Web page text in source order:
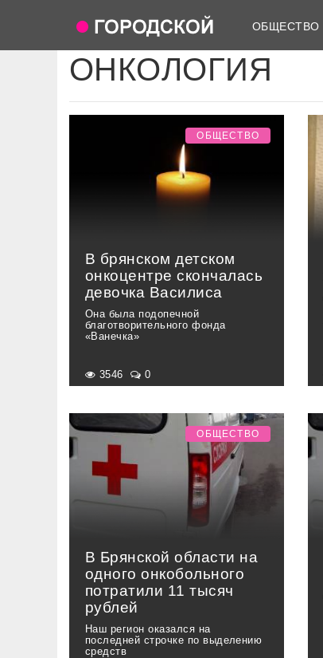
ОБЩЕСТВО
ОНКОЛОГИЯ
В брянском детском
онкоцентре скончалась
девочка Василиса
Она была подопечной
благотворительного фонда
«Ванечка»
ОБЩЕСТВО
3546 0
В Брянской области на
одного онкобольного
потратили 11 тысяч
рублей
Наш регион оказался на
последней строчке по выделению
средств
ОБЩЕСТВО